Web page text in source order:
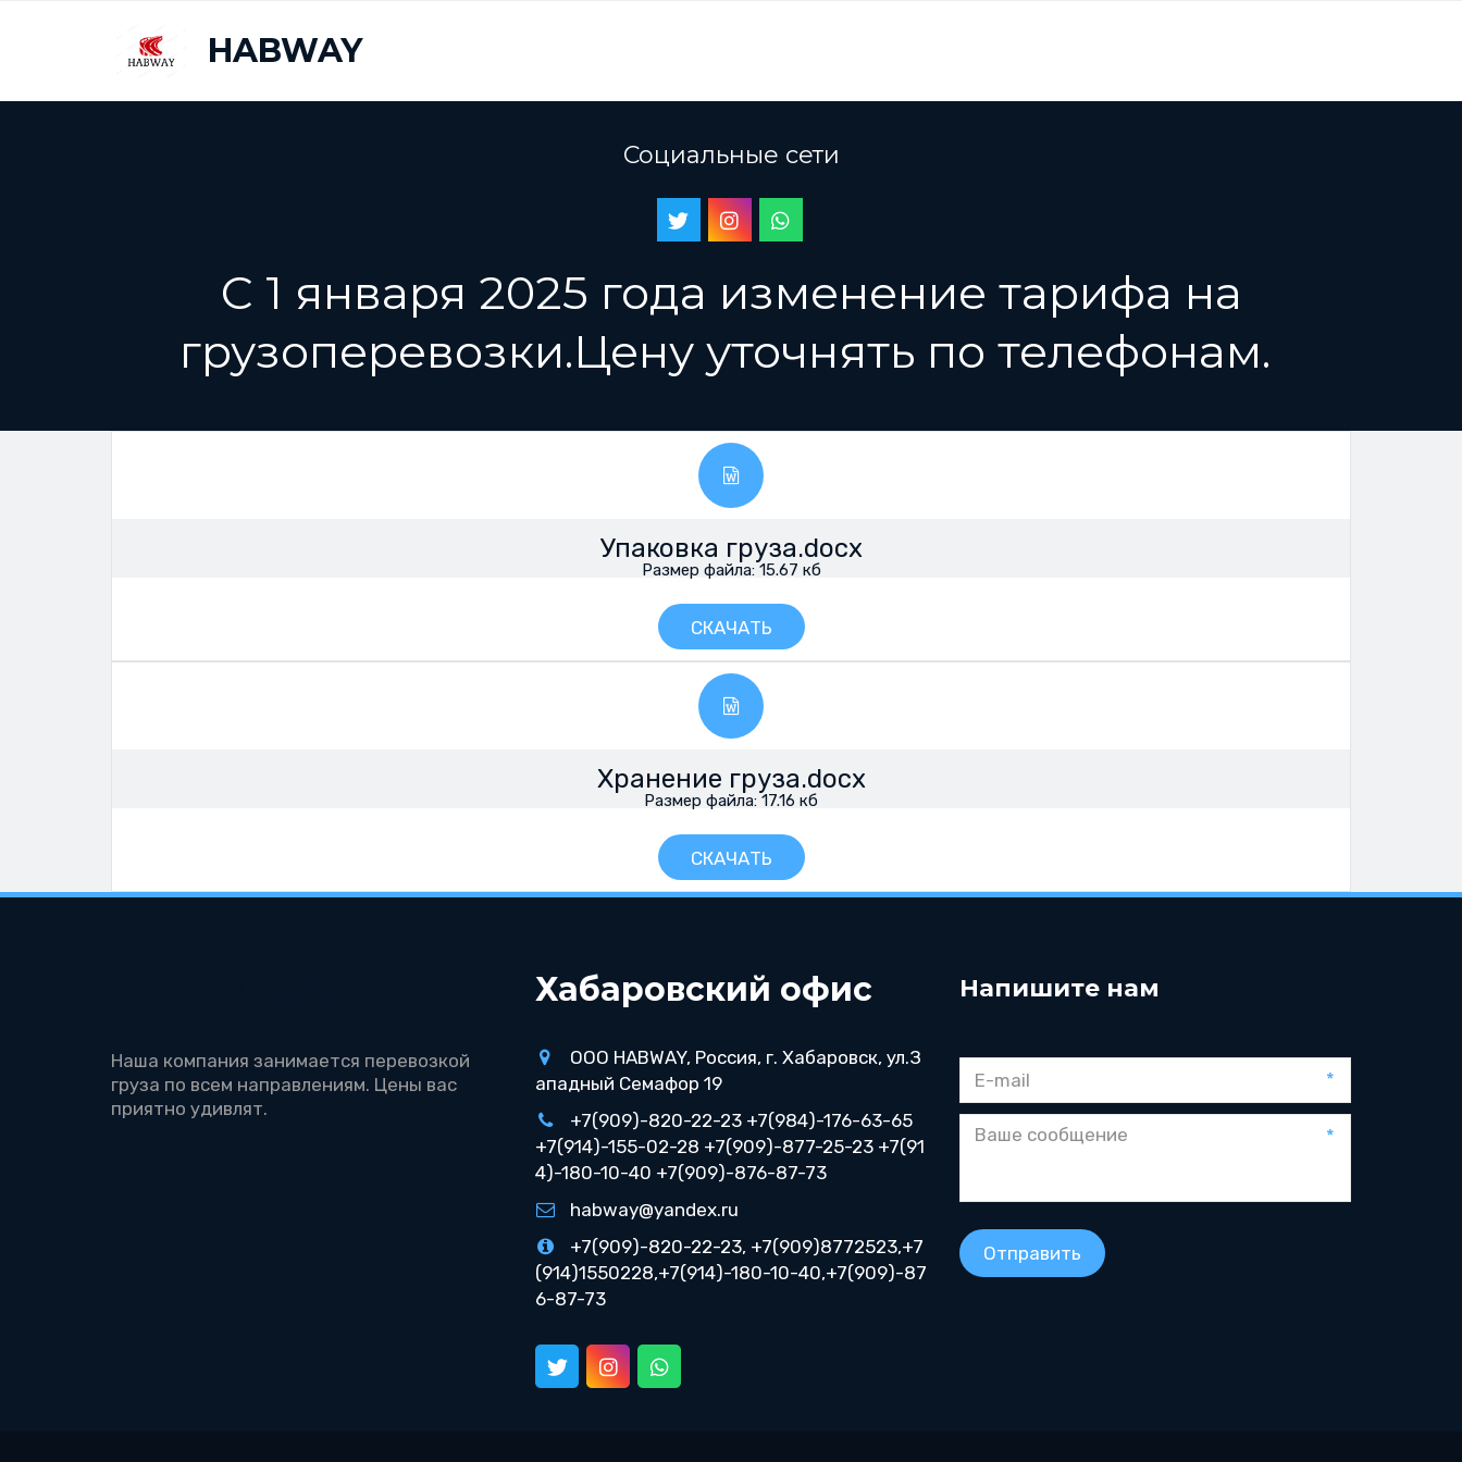
HABWAY
Социальные сети
C 1 января 2025 года изменение тарифа на
грузоперевозки.Цену уточнять по телефонам.
Упаковка груза.docx
Размер файла: 15.67 кб
СКАЧАТЬ
Хранение груза.docx
Размер файла: 17.16 кб
СКАЧАТЬ
Наша компания занимается перевозкой
груза по всем направлениям. Цены вас
приятно удивлят.
Хабаровский офис
ООО HABWAY, Россия, г. Хабаровск, ул.З
ападный Семафор 19
+7(909)-820-22-23 +7(984)-176-63-65
+7(914)-155-02-28 +7(909)-877-25-23 +7(91
4)-180-10-40 +7(909)-876-87-73
habway@yandex.ru
+7(909)-820-22-23, +7(909)8772523,+7
(914)1550228,+7(914)-180-10-40,+7(909)-87
6-87-73
Напишите нам
*
*
Отправить